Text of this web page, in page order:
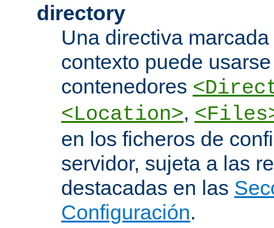
directory
Una directiva
contexto puede
contenedores
<Location>,
en los ficheros de
servidor, sujeta a las
destacadas en las
Configuración.